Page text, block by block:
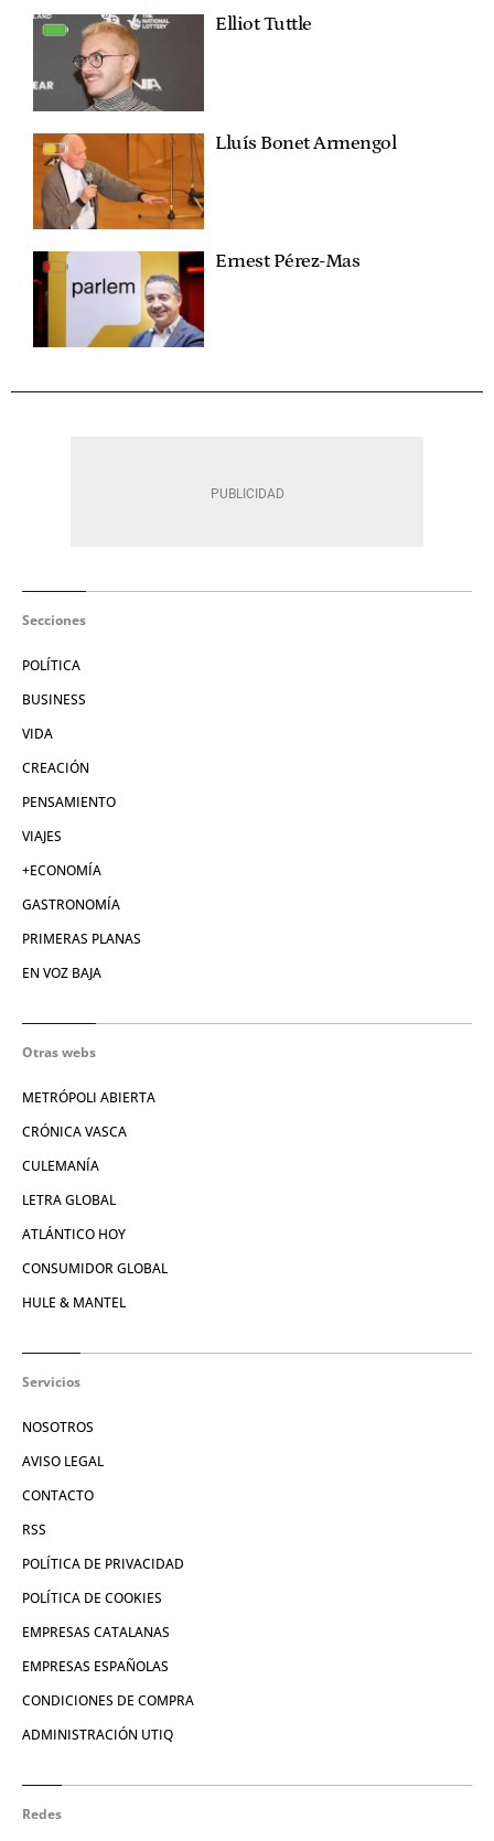
Elliot Tuttle
Lluís Bonet Armengol
Ernest Pérez-Mas
Secciones
POLÍTICA
BUSINESS
VIDA
CREACIÓN
PENSAMIENTO
VIAJES
+ECONOMÍA
GASTRONOMÍA
PRIMERAS PLANAS
EN VOZ BAJA
Otras webs
METRÓPOLI ABIERTA
CRÓNICA VASCA
CULEMANÍA
LETRA GLOBAL
ATLÁNTICO HOY
CONSUMIDOR GLOBAL
HULE & MANTEL
Servicios
NOSOTROS
AVISO LEGAL
CONTACTO
RSS
POLÍTICA DE PRIVACIDAD
POLÍTICA DE COOKIES
EMPRESAS CATALANAS
EMPRESAS ESPAÑOLAS
CONDICIONES DE COMPRA
ADMINISTRACIÓN UTIQ
Redes